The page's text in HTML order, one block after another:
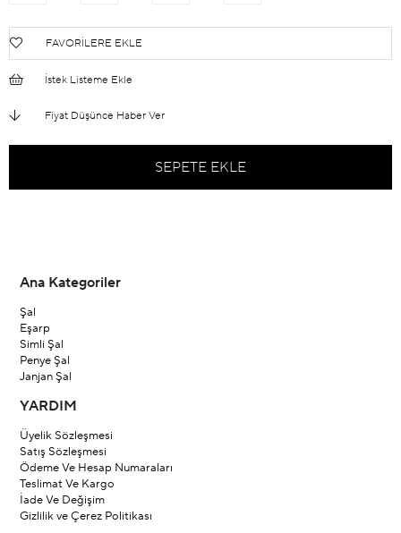
FAVORILERE EKLE
İstek Listeme Ekle
Fiyat Düşünce Haber Ver
Ana Kategoriler
Şal
Eşarp
Simli Şal
Penye Şal
Janjan Şal
YARDIM
Üyelik Sözleşmesi
Satış Sözleşmesi
Ödeme Ve Hesap Numaraları
Teslimat Ve Kargo
İade Ve Değişim
Gizlilik ve Çerez Politikası